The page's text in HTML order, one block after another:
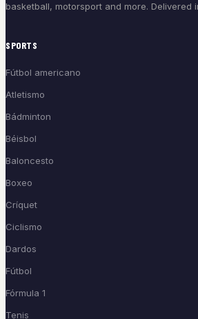
basketball, motorsport and more. Delivered
SPORTS
Fútbol americano
Atletismo
Bádminton
Béisbol
Baloncesto
Boxeo
Críquet
Ciclismo
Dardos
Fútbol
Fórmula 1
Tenis